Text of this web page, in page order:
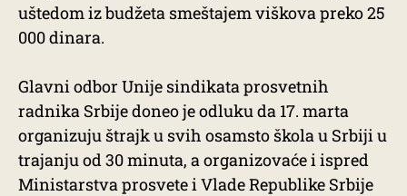
uštedom iz budžeta smeštajem viškova preko 25
000 dinara.
Glavni odbor Unije sindikata prosvetnih
radnika Srbije doneo je odluku da 17. marta
organizuju štrajk u svih osamsto škola u Srbiji u
trajanju od 30 minuta, a organizovaće i ispred
Ministarstva prosvete i Vlade Republike Srbije